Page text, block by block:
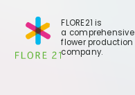
FLORE21 is
a comprehensive
flower production
company.